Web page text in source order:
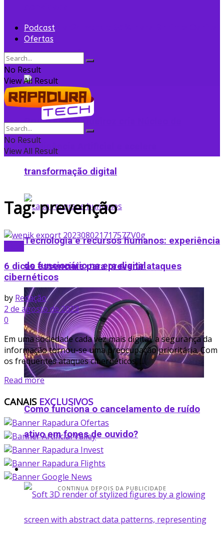
Flightradar24 vende 35% para Sprints Capital
para expansão
Grupo Edson Queiroz cria Núcleo de
Inteligência Artificial e acelera
transformação digital
Tecnologia e recursos humanos: experiência
do funcionário na era digital
Como funciona o cancelamento de ruído
ativo em fones de ouvido​?
Startup
Podcast
Ofertas
No Result
View All Result
No Result
View All Result
Tag:prevenção
6 dicas essenciais para prevenir ataques
cibernéticos
by Redação
2 de agosto de 2023
0
Em uma sociedade cada vez mais digital, a segurança da
informação tornou-se uma preocupação prioritária. Com
os frequentes ataques cibernéticos, ...
Read moreDetails
CANAIS EXCLUSIVOS
CONTINUA DEPOIS DA PUBLICIDADE